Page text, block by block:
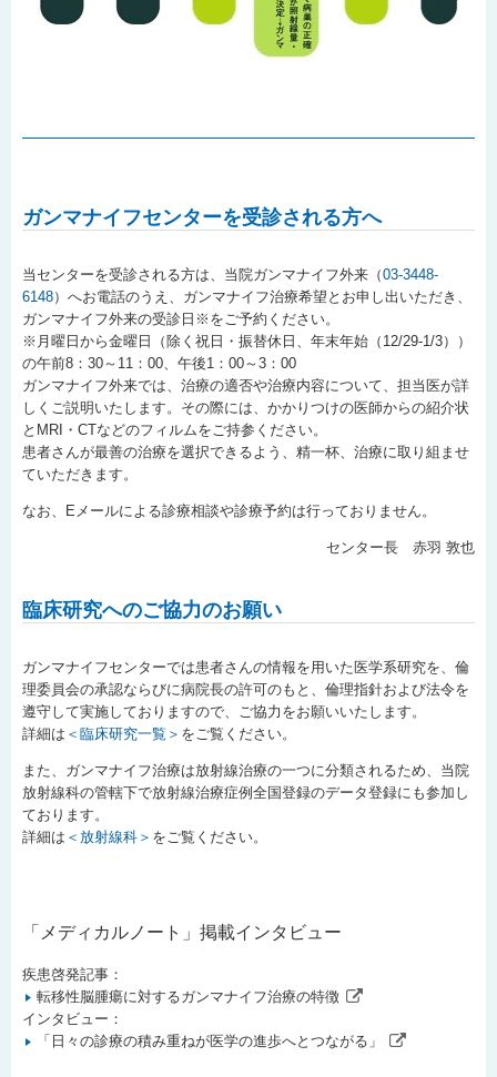
ガンマナイフセンターを受診される方へ
当センターを受診される方は、当院ガンマナイフ外来（03-3448-
6148）へお電話のうえ、ガンマナイフ治療希望とお申し出いただき、
ガンマナイフ外来の受診日※をご予約ください。
※月曜日から金曜日（除く祝日・振替休日、年末年始（12/29-1/3））
の午前8：30～11：00、午後1：00～3：00
ガンマナイフ外来では、治療の適否や治療内容について、担当医が詳
しくご説明いたします。その際には、かかりつけの医師からの紹介状
とMRI・CTなどのフィルムをご持参ください。
患者さんが最善の治療を選択できるよう、精一杯、治療に取り組ませ
ていただきます。
なお、Eメールによる診療相談や診療予約は行っておりません。
センター長 赤羽 敦也
臨床研究へのご協力のお願い
ガンマナイフセンターでは患者さんの情報を用いた医学系研究を、倫
理委員会の承認ならびに病院長の許可のもと、倫理指針および法令を
遵守して実施しておりますので、ご協力をお願いいたします。
詳細は ＜臨床研究一覧＞ をご覧ください。
また、ガンマナイフ治療は放射線治療の一つに分類されるため、当院
放射線科の管轄下で放射線治療症例全国登録のデータ登録にも参加し
ております。
詳細は ＜放射線科＞ をご覧ください。
「メディカルノート」掲載インタビュー
疾患啓発記事：
転移性脳腫瘍に対するガンマナイフ治療の特徴
インタビュー：
「日々の診療の積み重ねが医学の進歩へとつながる」